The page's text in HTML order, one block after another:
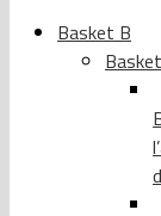
Basket B